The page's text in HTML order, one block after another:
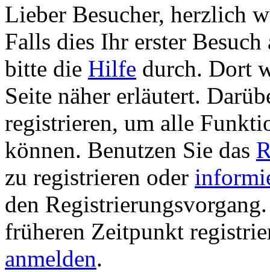
Lieber Besucher, herzlich
Falls dies Ihr erster
bitte die Hilfe durch. Dort
Seite näher erläutert.
registrieren, um alle
können. Benutzen Sie das
zu registrieren oder
den
früheren Zeitpunkt
anmelden.